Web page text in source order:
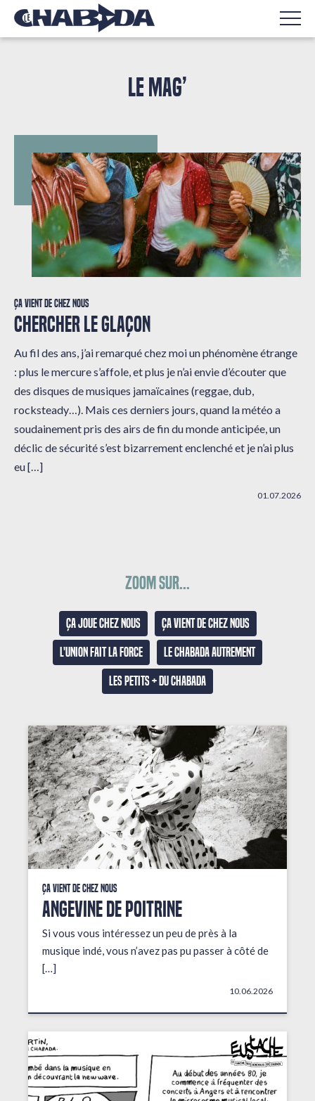
LE MAG’
Ça vient de chez nous
CHERCHER LE GLAÇON
Au fil des ans, j’ai remarqué chez moi un phénomène étrange
: plus le mercure s’affole, et plus je n’ai envie d’écouter que
des disques de musiques jamaïcaines (reggae, dub,
rocksteady…). Mais ces derniers jours, quand la météo a
soudainement pris des airs de fin du monde anticipée, un
déclic de sécurité s’est bizarrement enclenché et je n’ai plus
eu […]
01.07.2026
Zoom sur...
Ça joue chez nous
Ça vient de chez nous
L'union fait la force
Le Chabada autrement
Les petits + du Chabada
Ça vient de chez nous
ANGEVINE DE POITRINE
Si vous vous intéressez un peu de près à la
musique indé, vous n’avez pas pu passer à côté de
[…]
10.06.2026